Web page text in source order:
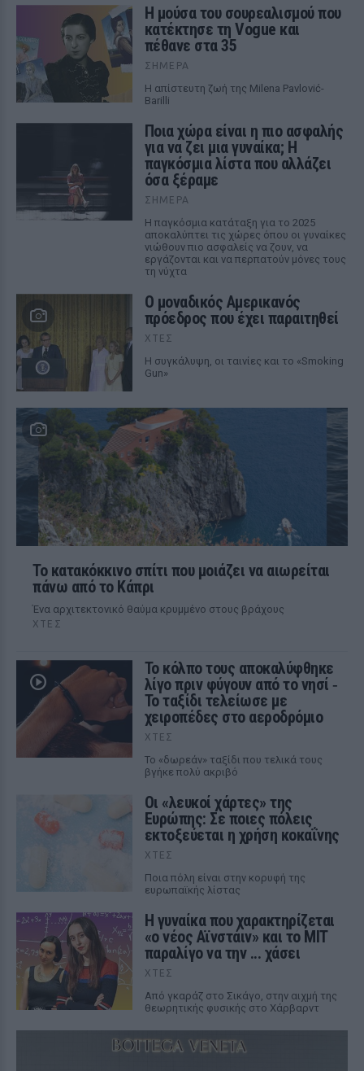
Η μούσα του σουρεαλισμού που
κατέκτησε τη Vogue και
πέθανε στα 35
ΣΉΜΕΡΑ
Η απίστευτη ζωή της Milena Pavlović-
Barilli
Ποια χώρα είναι η πιο ασφαλής
για να ζει μια γυναίκα; Η
παγκόσμια λίστα που αλλάζει
όσα ξέραμε
ΣΉΜΕΡΑ
Η παγκόσμια κατάταξη για το 2025
αποκαλύπτει τις χώρες όπου οι γυναίκες
νιώθουν πιο ασφαλείς να ζουν, να
εργάζονται και να περπατούν μόνες τους
τη νύχτα
Ο μοναδικός Αμερικανός
πρόεδρος που έχει παραιτηθεί
ΧΤΕΣ
Η συγκάλυψη, οι ταινίες και το «Smoking
Gun»
Το κατακόκκινο σπίτι που μοιάζει να αιωρείται
πάνω από το Κάπρι
Ένα αρχιτεκτονικό θαύμα κρυμμένο στους βράχους
ΧΤΕΣ
Το κόλπο τους αποκαλύφθηκε
λίγο πριν φύγουν από το νησί ‑
Το ταξίδι τελείωσε με
χειροπέδες στο αεροδρόμιο
ΧΤΕΣ
Το «δωρεάν» ταξίδι που τελικά τους
βγήκε πολύ ακριβό
Οι «λευκοί χάρτες» της
Ευρώπης: Σε ποιες πόλεις
εκτοξεύεται η χρήση κοκαΐνης
ΧΤΕΣ
Ποια πόλη είναι στην κορυφή της
ευρωπαϊκής λίστας
Η γυναίκα που χαρακτηρίζεται
«ο νέος Αϊνστάιν» και το MIT
παραλίγο να την ... χάσει
ΧΤΕΣ
Από γκαράζ στο Σικάγο, στην αιχμή της
θεωρητικής φυσικής στο Χάρβαρντ